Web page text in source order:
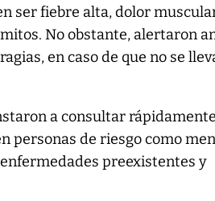
ser fiebre alta, dolor
No obstante, alertaron
en caso de que no se
a consultar
personas de riesgo como
preexistentes y